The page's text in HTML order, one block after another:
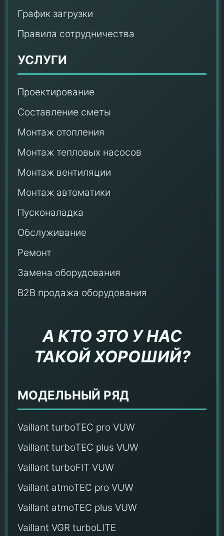
График загрузки
Правила сотрудничества
УСЛУГИ
Проектирование
Составление сметы
Монтаж отопления
Монтаж тепловых насосов
Монтаж вентиляции
Монтаж автоматики
Пусконаладка
Обслуживание
Ремонт
Замена оборудования
B2B продажа оборудования
А КТО ЭТО У НАС
ТАКОЙ ХОРОШИЙ?
МОДЕЛЬНЫЙ РЯД
Vaillant turboTEC pro VUW
Vaillant turboTEC plus VUW
Vaillant turboFIT VUW
Vaillant atmoTEC pro VUW
Vaillant atmoTEC plus VUW
Vaillant VGR turboLITE